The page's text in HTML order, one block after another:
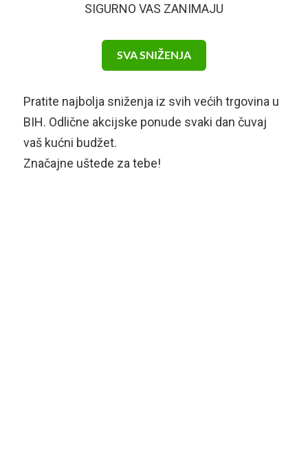
SIGURNO VAS ZANIMAJU
SVA SNIŽENJA
Pratite najbolja sniženja iz svih većih trgovina u
BIH. Odlične akcijske ponude svaki dan čuvaj
vaš kućni budžet.
Značajne uštede za tebe!